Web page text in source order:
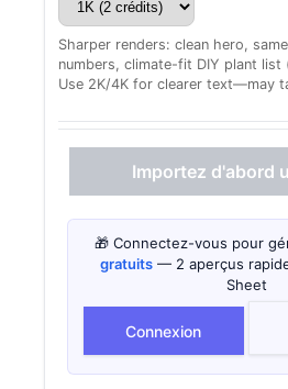
Sharper renders: clean hero,
numbers, climate-fit DIY plant list
Use 2K/4K for clearer text—may
Importez d'abord
🎁 Connectez-vous pour
gratuits— 2 aperçus
Sheet
Connexion